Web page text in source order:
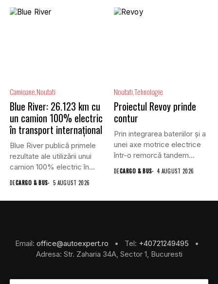
Camioane Noutati
Blue River: 26.123 km cu
un camion 100% electric
în transport internațional
Blue River publică primele
rezultate ale utilizării unui
camion 100% electric în...
DECARGO & BUS 5 AUGUST 2026
NoutatiTehnologie
Proiectul Revoy prinde
contur
Prin integrarea bateriilor și a
unei axe motrice electrice
într-o remorcă tandem...
DECARGO & BUS 4 AUGUST 2026
Email: office@autoexpert.ro • Tel: +40721249495
•
Adresa: Str. Zaharia 34A, Sector 1, Bucuresti